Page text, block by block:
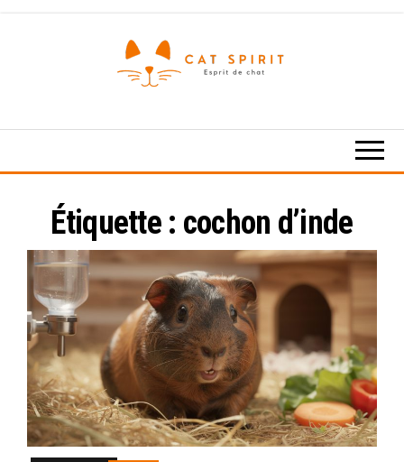
chat
Étiquette : cochon d’inde